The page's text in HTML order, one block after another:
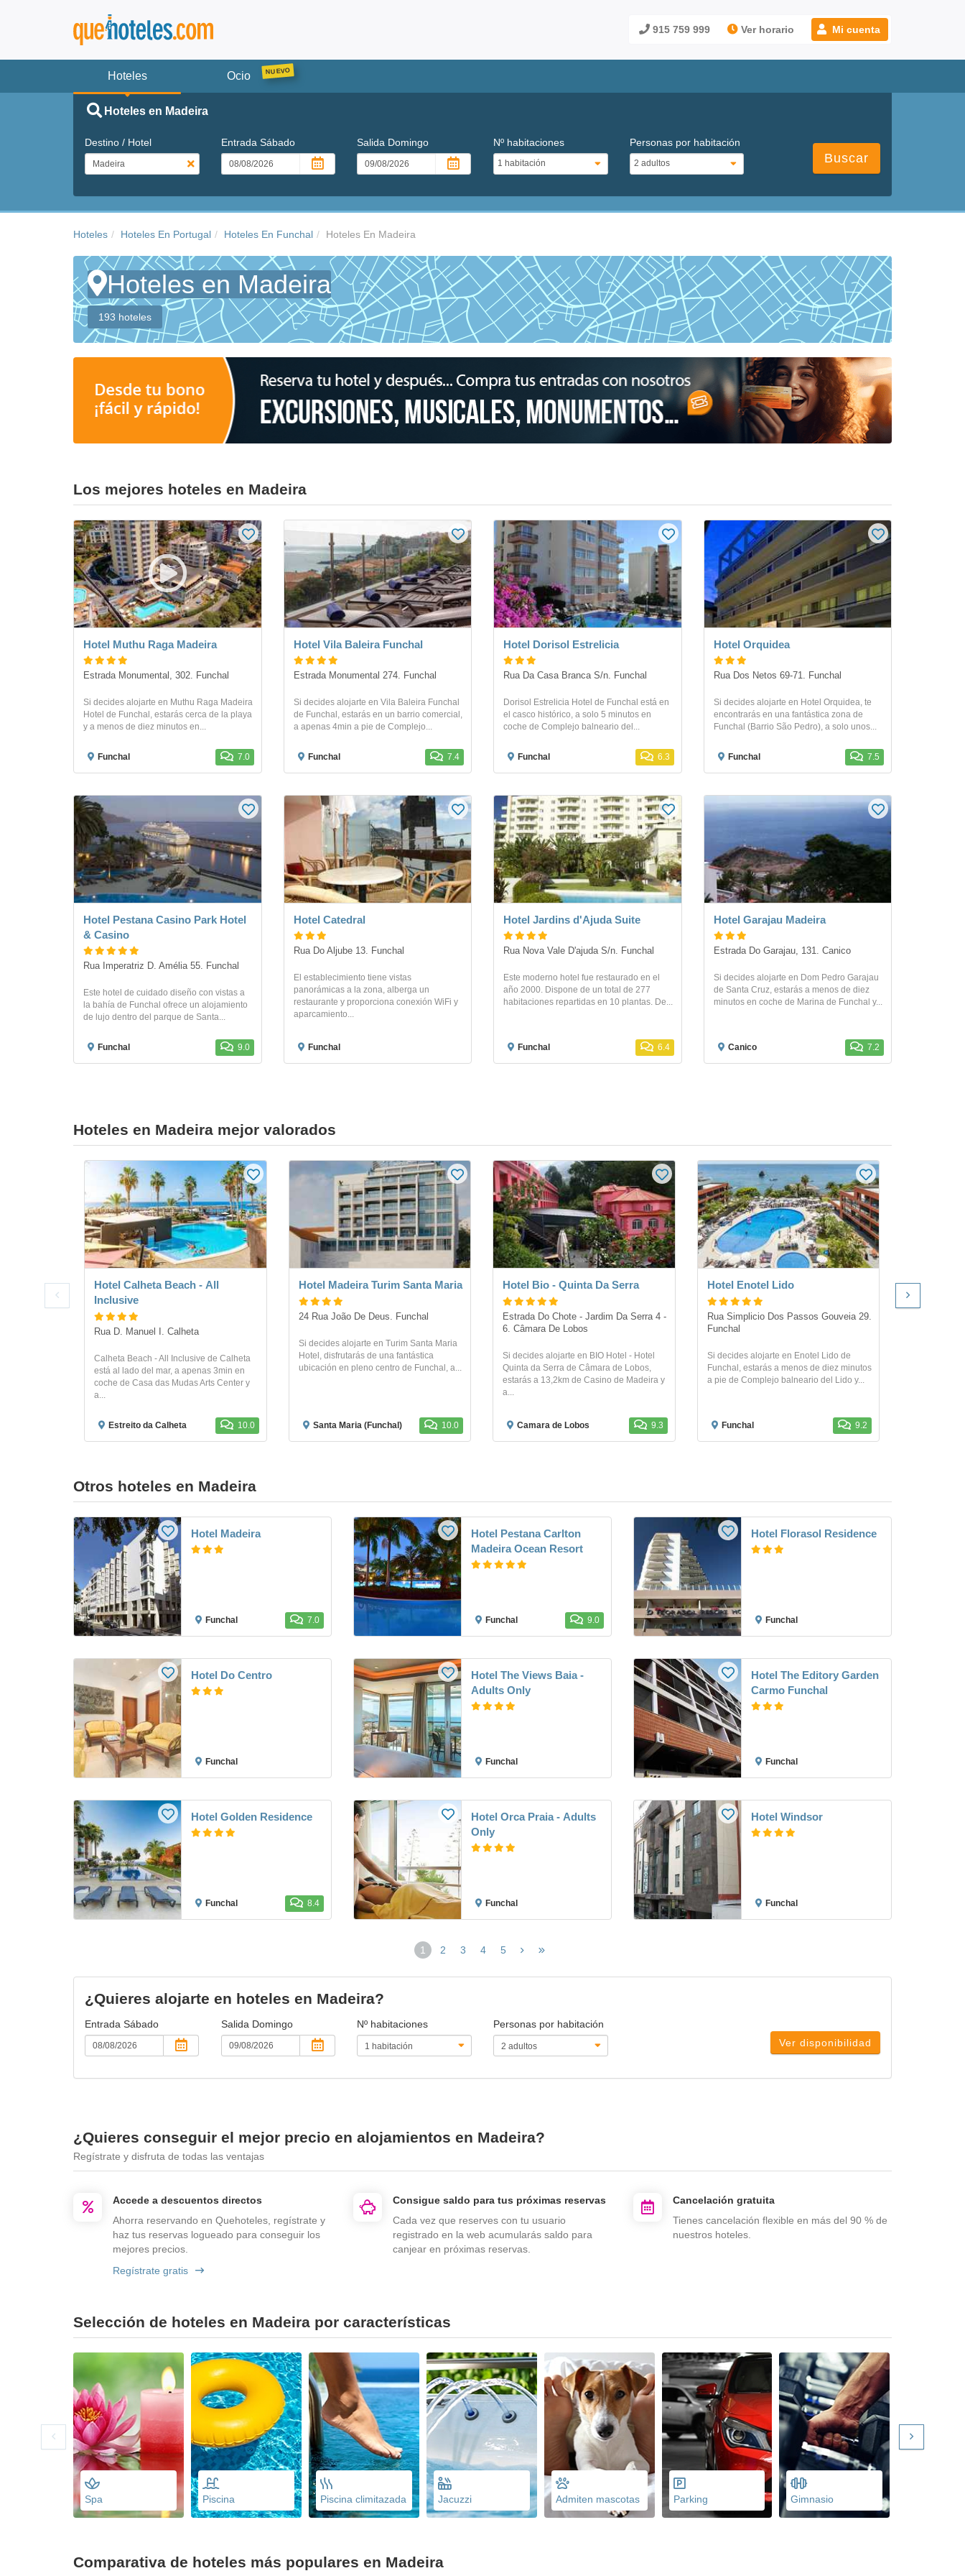
915 759 999 Ver horario Mi cuenta
Hoteles Ocio
Hoteles en Madeira
Destino / Hotel Entrada Sábado Salida Domingo Nº habitaciones Personas por habitación
Buscar
Hoteles Hoteles En Portugal Hoteles En Funchal Hoteles En Madeira
Hoteles en Madeira
193 hoteles
Los mejores hoteles en Madeira
Hotel Muthu Raga Madeira
Estrada Monumental, 302. Funchal
Si decides alojarte en Muthu Raga Madeira
Hotel de Funchal, estarás cerca de la playa
y a menos de diez minutos en...
Funchal 7.0
Hotel Vila Baleira Funchal
Estrada Monumental 274. Funchal
Si decides alojarte en Vila Baleira Funchal
de Funchal, estarás en un barrio comercial,
a apenas 4min a pie de Complejo...
Funchal 7.4
Hotel Dorisol Estrelicia
Rua Da Casa Branca S/n. Funchal
Dorisol Estrelicia Hotel de Funchal está en
el casco histórico, a solo 5 minutos en
coche de Complejo balneario del...
Funchal 6.3
Hotel Orquidea
Rua Dos Netos 69-71. Funchal
Si decides alojarte en Hotel Orquidea, te
encontrarás en una fantástica zona de
Funchal (Barrio São Pedro), a solo unos...
Funchal 7.5
Hotel Pestana Casino Park Hotel
& Casino
Rua Imperatriz D. Amélia 55. Funchal
Este hotel de cuidado diseño con vistas a
la bahía de Funchal ofrece un alojamiento
de lujo dentro del parque de Santa...
Funchal 9.0
Hotel Catedral
Rua Do Aljube 13. Funchal
El establecimiento tiene vistas
panorámicas a la zona, alberga un
restaurante y proporciona conexión WiFi y
aparcamiento...
Funchal
Hotel Jardins d'Ajuda Suite
Rua Nova Vale D'ajuda S/n. Funchal
Este moderno hotel fue restaurado en el
año 2000. Dispone de un total de 277
habitaciones repartidas en 10 plantas. De...
Funchal 6.4
Hotel Garajau Madeira
Estrada Do Garajau, 131. Canico
Si decides alojarte en Dom Pedro Garajau
de Santa Cruz, estarás a menos de diez
minutos en coche de Marina de Funchal y...
Canico 7.2
Hoteles en Madeira mejor valorados
Hotel Calheta Beach - All
Inclusive
Rua D. Manuel I. Calheta
Calheta Beach - All Inclusive de Calheta
está al lado del mar, a apenas 3min en
coche de Casa das Mudas Arts Center y
a...
Estreito da Calheta 10.0
Hotel Madeira Turim Santa Maria
24 Rua João De Deus. Funchal
Si decides alojarte en Turim Santa Maria
Hotel, disfrutarás de una fantástica
ubicación en pleno centro de Funchal, a...
Santa Maria (Funchal) 10.0
Hotel Bio - Quinta Da Serra
Estrada Do Chote - Jardim Da Serra 4 -
6. Câmara De Lobos
Si decides alojarte en BIO Hotel - Hotel
Quinta da Serra de Câmara de Lobos,
estarás a 13,2km de Casino de Madeira y
a...
Camara de Lobos 9.3
Hotel Enotel Lido
Rua Simplicio Dos Passos Gouveia 29.
Funchal
Si decides alojarte en Enotel Lido de
Funchal, estarás a menos de diez minutos
a pie de Complejo balneario del Lido y...
Funchal 9.2
Hotel The
Otros hoteles en Madeira
Hotel Madeira
Funchal 7.0
Hotel Pestana Carlton
Madeira Ocean Resort
Funchal 9.0
Hotel Florasol Residence
Funchal
Hotel Do Centro
Funchal
Hotel The Views Baia -
Adults Only
Funchal
Hotel The Editory Garden
Carmo Funchal
Funchal
Hotel Golden Residence
Funchal 8.4
Hotel Orca Praia - Adults
Only
Funchal
Hotel Windsor
Funchal
1
(página
2 3 4 5
¿Quieres alojarte en hoteles en Madeira?
Entrada Sábado Salida Domingo Nº habitaciones
Personas por habitación
Ver disponibilidad
¿Quieres conseguir el mejor precio en alojamientos en Madeira?
Regístrate y disfruta de todas las ventajas
Accede a descuentos directos
Ahorra reservando en Quehoteles, regístrate y
haz tus reservas logueado para conseguir los
mejores precios.
Regístrate gratis
Consigue saldo para tus próximas reservas
Cada vez que reserves con tu usuario
registrado en la web acumularás saldo para
canjear en próximas reservas.
Cancelación gratuita
Tienes cancelación flexible en más del 90 % de
nuestros hoteles.
Selección de hoteles en Madeira por características
Spa Piscina Piscina climitazada Jacuzzi Admiten mascotas Parking Gimnasio
Comparativa de hoteles más populares en Madeira